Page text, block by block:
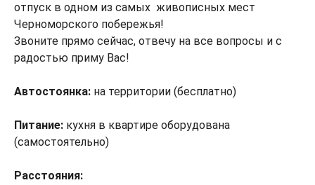
отпуск в одном из самых живописных мест
Черноморского побережья!
Звоните прямо сейчас, отвечу на все вопросы и с
радостью приму Вас!
Автостоянка: на территории (бесплатно)
Питание: кухня в квартире оборудована
(самостоятельно)
Расстояния: